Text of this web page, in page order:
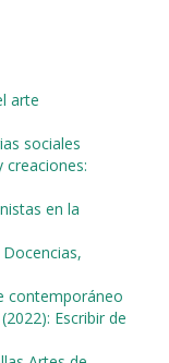
arte
sociales
creaciones:
en la
contemporáneo
Escribir de